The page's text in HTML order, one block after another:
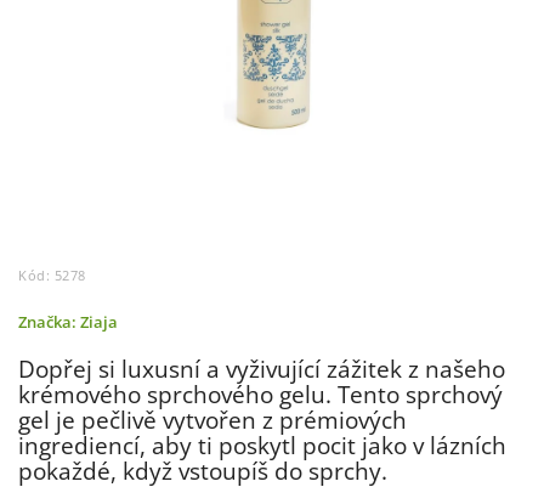
Kód: 5278
Značka: Ziaja
Dopřej si luxusní a vyživující zážitek z našeho
krémového sprchového gelu. Tento sprchový
gel je pečlivě vytvořen z prémiových
ingrediencí, aby ti poskytl pocit jako v lázních
pokaždé, když vstoupíš do sprchy.